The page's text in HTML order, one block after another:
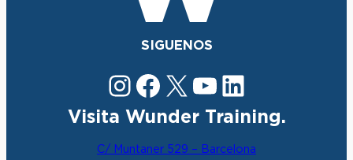
SIGUENOS
InstagramFacebook X YouTube LinkedIn
Visita Wunder Training.
C/ Muntaner 529 – Barcelona